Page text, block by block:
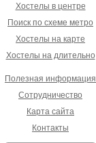
Хостелы в центре
Поиск по схеме метро
Хостелы на карте
Хостелы на длительно
Полезная информация
Сотрудничество
Карта сайта
Контакты